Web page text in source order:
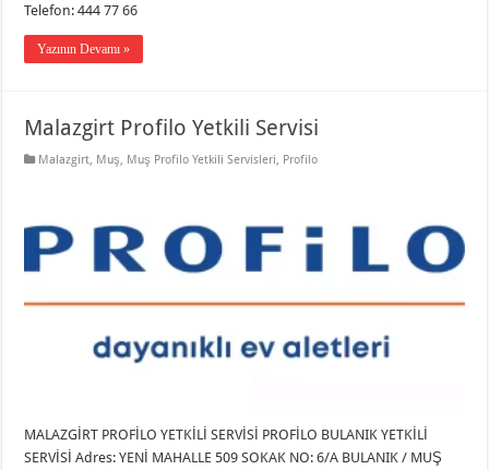
Telefon: 444 77 66
Yazının Devamı »
Malazgirt Profilo Yetkili Servisi
Malazgirt, Muş, Muş Profilo Yetkili Servisleri, Profilo
MALAZGİRT PROFİLO YETKİLİ SERVİSİ PROFİLO BULANIK YETKİLİ
SERVİSİ Adres: YENİ MAHALLE 509 SOKAK NO: 6/A BULANIK / MUŞ